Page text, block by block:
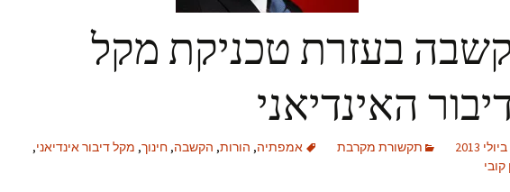
בעזרת טכניקת מקל
האינדיאני
תקשורת מקרבת אמפתיה, הורות, הקשבה, חינוך, מקל דיבור אינדיאני,